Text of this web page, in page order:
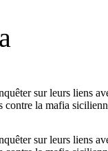
sur leurs liens
contre la mafia
sur leurs liens